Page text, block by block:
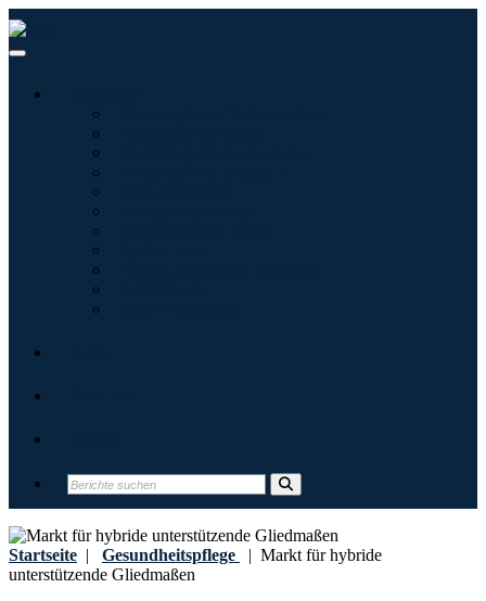
Startseite | Gesundheitspflege | Markt für hybride
unterstützende Gliedmaßen